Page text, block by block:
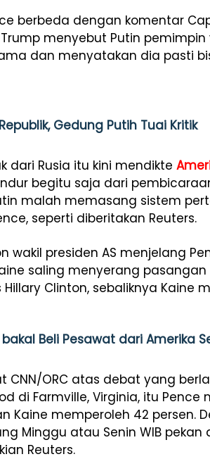
berbeda dengan komentar
menyebut Putin pemimpin
dan menyatakan dia pasti
Gedung Putih Tuai Kritik
dari Rusia itu kini mendikte
begitu saja dari
malah memasang sistem
seperti diberitakan Reuters.
presiden AS menjelang
saling menyerang
Clinton, sebaliknya Kaine
Beli Pesawat dari Amerika
CNN/ORC atas debat yang
di Farmville, Virginia, itu
Kaine memperoleh 42 persen.
Minggu atau Senin WIB pekan
Reuters.